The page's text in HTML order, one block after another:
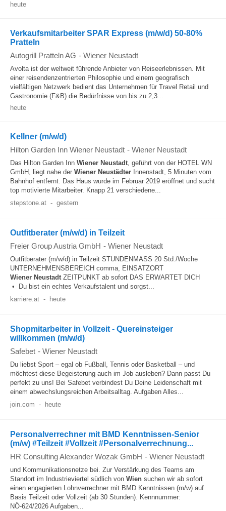
heute
Verkaufsmitarbeiter SPAR Express (m/w/d) 50-80%
Pratteln
Autogrill Pratteln AG - Wiener Neustadt
Avolta ist der weltweit führende Anbieter von Reiseerlebnissen. Mit
einer reisendenzentrierten Philosophie und einem geografisch
vielfältigen Netzwerk bedient das Unternehmen für Travel Retail und
Gastronomie (F&B) die Bedürfnisse von bis zu 2,3...
heute
Kellner (m/w/d)
Hilton Garden Inn Wiener Neustadt - Wiener Neustadt
Das Hilton Garden Inn Wiener Neustadt, geführt von der HOTEL WN
GmbH, liegt nahe der Wiener Neustädter Innenstadt, 5 Minuten vom
Bahnhof entfernt. Das Haus wurde im Februar 2019 eröffnet und sucht
top motivierte Mitarbeiter. Knapp 21 verschiedene...
stepstone.at - gestern
Outfitberater (m/w/d) in Teilzeit
Freier Group Austria GmbH - Wiener Neustadt
Outfitberater (m/w/d) in Teilzeit STUNDENMASS 20 Std./Woche
UNTERNEHMENSBEREICH comma, EINSATZORT
Wiener NeustadtZEITPUNKT ab sofort DAS ERWARTET DICH
• Du bist ein echtes Verkaufstalent und sorgst...
karriere.at - heute
Shopmitarbeiter in Vollzeit - Quereinsteiger
willkommen (m/w/d)
Safebet - Wiener Neustadt
Du liebst Sport – egal ob Fußball, Tennis oder Basketball – und
möchtest diese Begeisterung auch im Job ausleben? Dann passt Du
perfekt zu uns! Bei Safebet verbindest Du Deine Leidenschaft mit
einem abwechslungsreichen Arbeitsalltag. Aufgaben Alles...
join.com - heute
Personalverrechner mit BMD Kenntnissen-Senior
(m/w) #Teilzeit #Vollzeit #Personalverrechnung...
HR Consulting Alexander Wozak GmbH - Wiener Neustadt
und Kommunikationsnetze bei. Zur Verstärkung des Teams am
Standort im Industrieviertel südlich von Wien suchen wir ab sofort
einen engagierten Lohnverrechner mit BMD Kenntnissen (m/w) auf
Basis Teilzeit oder Vollzeit (ab 30 Stunden). Kennnummer:
NÖ-624/2026 Aufgaben...